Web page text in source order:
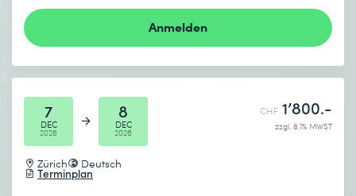
Anmelden
7
DEC
2026
8
DEC
2026
Zürich Deutsch
Terminplan
CHF 1’800.-
zzgl. 8.1% MWST